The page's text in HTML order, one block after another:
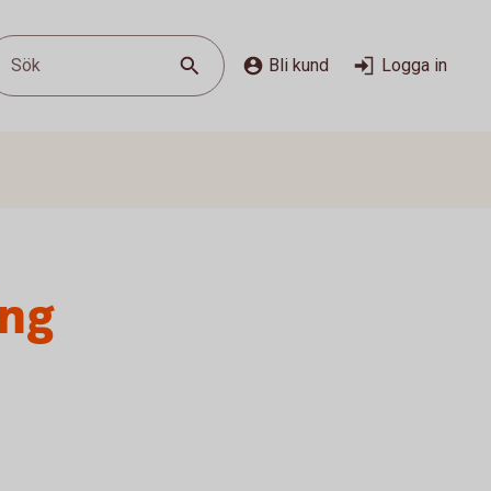
Sök Bli kund Logga in